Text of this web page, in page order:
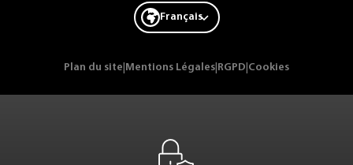
Français
Plan du site Mentions Légales RGPD Cookies